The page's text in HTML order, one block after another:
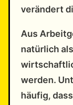
verändert
Aus
natürlich
werden.
häufig,